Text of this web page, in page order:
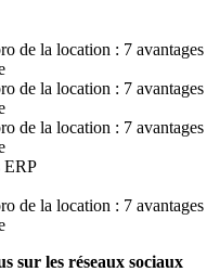
de la location : 7
de la location : 7
de la location : 7
ERP
de la location : 7
sur les réseaux sociaux